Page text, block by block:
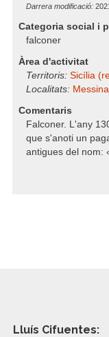
Darrera modificació:
Categoria social i
falconer
Àrea d'activitat
Territoris: Sicília
Localitats: Messina
Comentaris
Falconer. L'any
que s'anoti un
antigues del nom:
Lluís Cifuentes: